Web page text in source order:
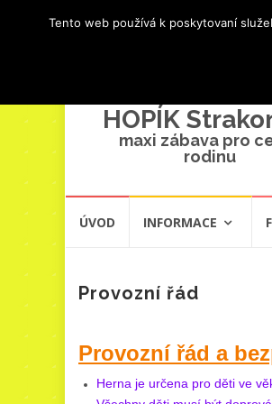
HOPÍK
maxi zábava pro
rodinu
ÚVOD INFORMACE
Provozní řád
Provozní řád a
Herna je určena pro děti ve
Tento web používá k poskytovaní